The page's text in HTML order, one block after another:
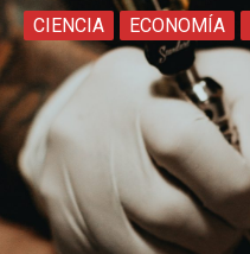
CIENCIA ECONOMÍA